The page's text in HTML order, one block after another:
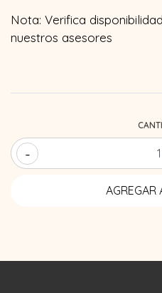
Nota: Verifica
nuestros asesores
-